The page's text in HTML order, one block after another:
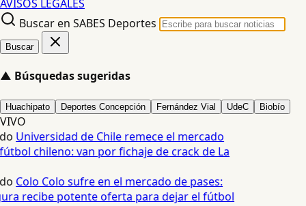
AVISOS LEGALES
Buscar en SABES Deportes
Buscar
▲ Búsquedas sugeridas
Huachipato Deportes Concepción Fernández Vial UdeC Biobío
VIVO
Universidad de Chile remece el mercado
chileno: van por fichaje de crack de La
Colo Colo sufre en el mercado de pases:
recibe potente oferta para dejar el fútbol